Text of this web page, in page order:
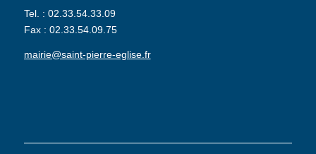
Tel. : 02.33.54.33.09
Fax : 02.33.54.09.75
mairie@saint-pierre-eglise.fr